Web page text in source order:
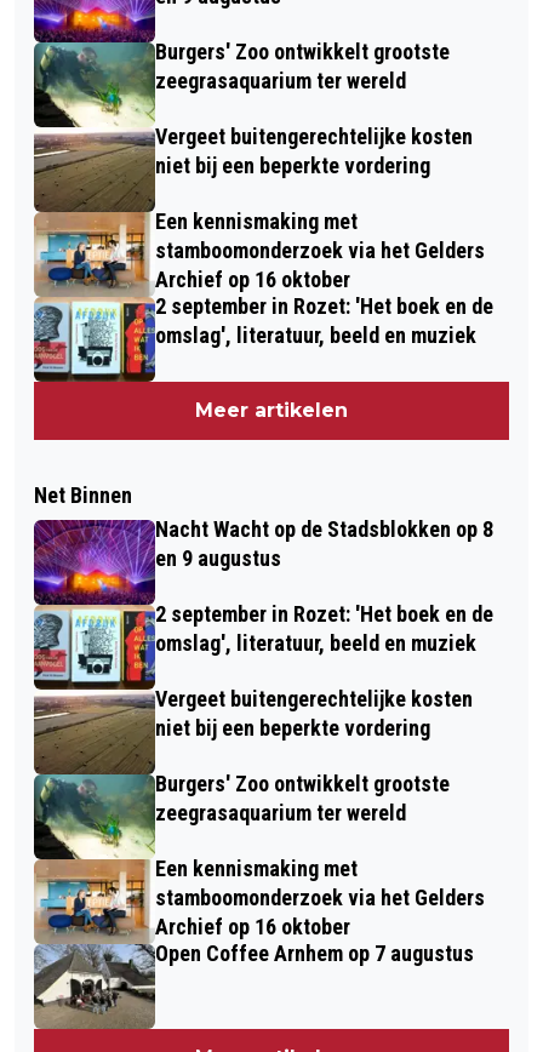
Burgers' Zoo ontwikkelt grootste
zeegrasaquarium ter wereld
Vergeet buitengerechtelijke kosten
niet bij een beperkte vordering
Een kennismaking met
stamboomonderzoek via het Gelders
Archief op 16 oktober
2 september in Rozet: 'Het boek en de
omslag', literatuur, beeld en muziek
Meer artikelen
Net Binnen
Nacht Wacht op de Stadsblokken op 8
en 9 augustus
2 september in Rozet: 'Het boek en de
omslag', literatuur, beeld en muziek
Vergeet buitengerechtelijke kosten
niet bij een beperkte vordering
Burgers' Zoo ontwikkelt grootste
zeegrasaquarium ter wereld
Een kennismaking met
stamboomonderzoek via het Gelders
Archief op 16 oktober
Open Coffee Arnhem op 7 augustus